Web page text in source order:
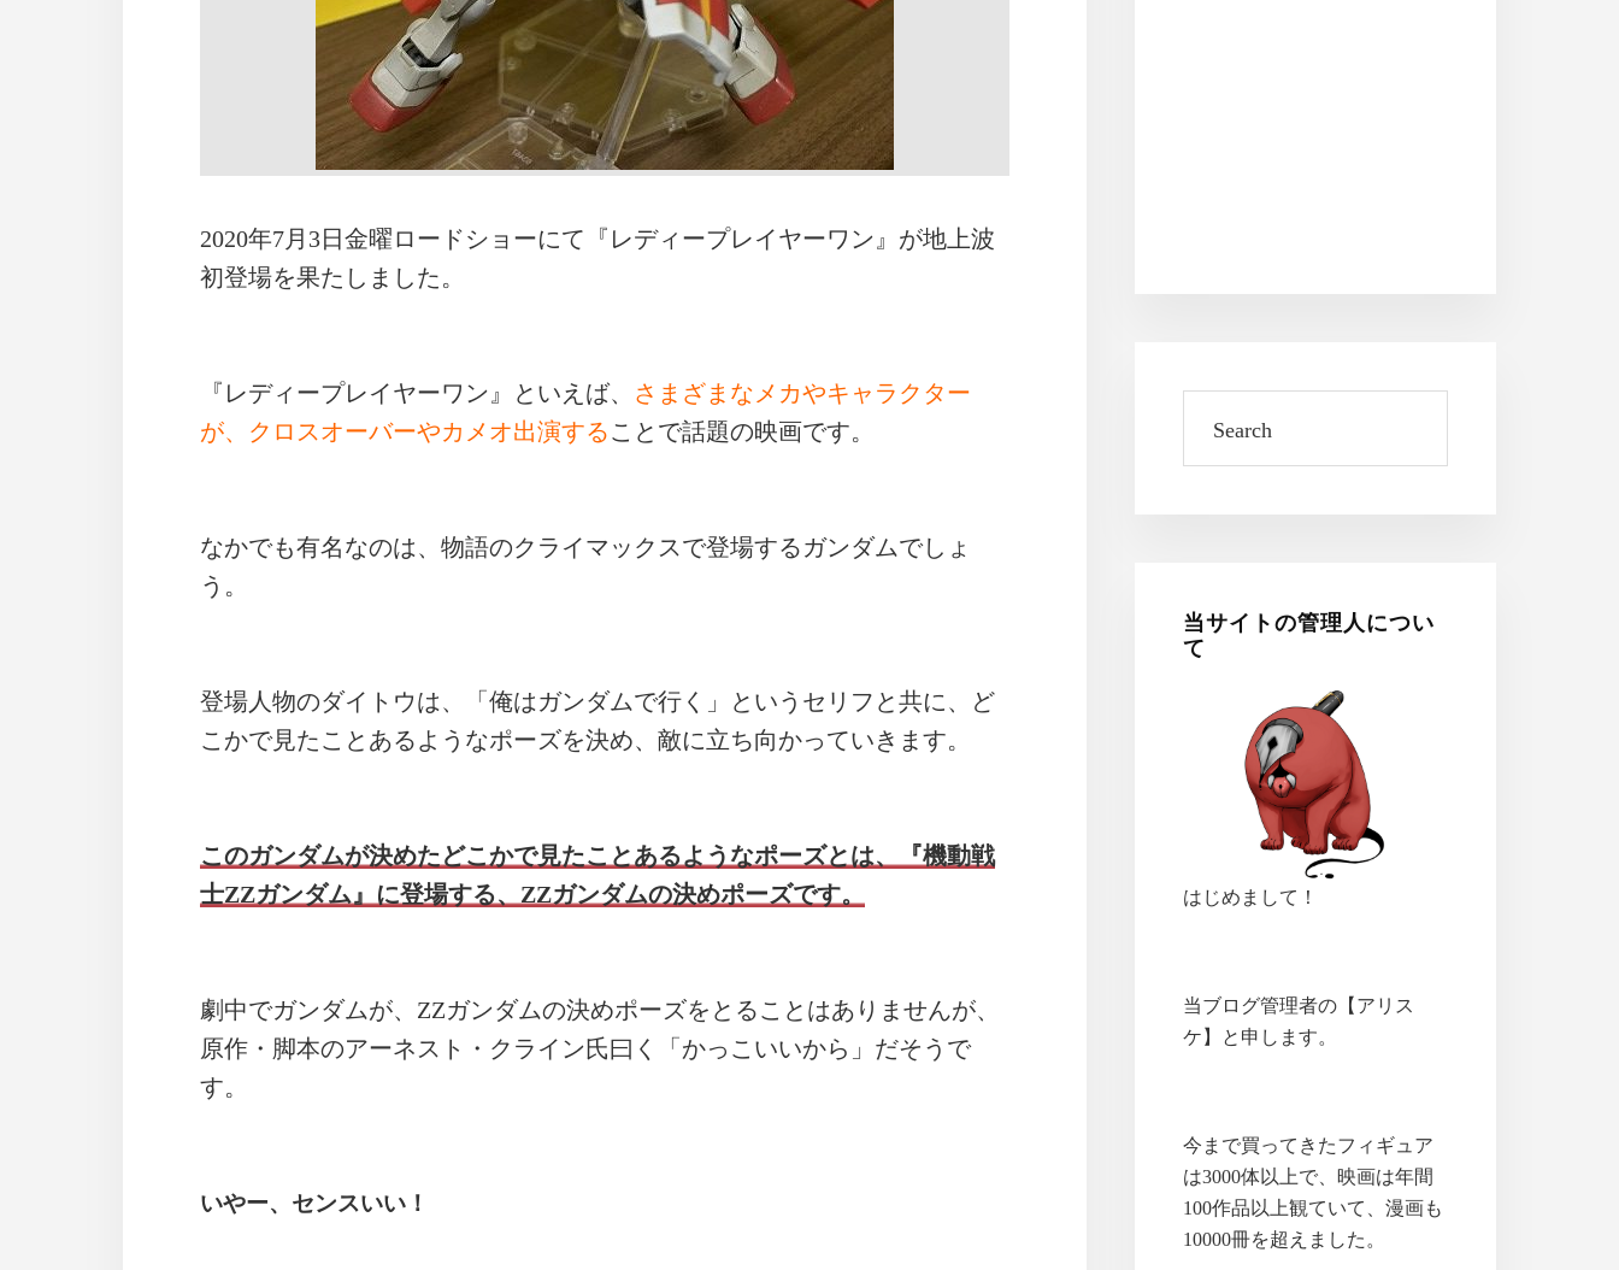
2020年7月3日金曜ロードショーにて『レディープレイヤーワン』が地上波
初登場を果たしました。
『レディープレイヤーワン』といえば、 さまざまなメカやキャラクター
が、クロスオーバーやカメオ出演することで話題の映画です。
なかでも有名なのは、物語のクライマックスで登場するガンダムでしょ
う。
登場人物のダイトウは、「俺はガンダムで行く」というセリフと共に、ど
こかで見たことあるようなポーズを決め、敵に立ち向かっていきます。
このガンダムが決めたどこかで見たことあるようなポーズとは、『機動戦
士ZZガンダム』に登場する、ZZガンダムの決めポーズです。
劇中でガンダムが、ZZガンダムの決めポーズをとることはありませんが、
原作・脚本のアーネスト・クライン氏曰く「かっこいいから」だそうで
す。
いやー、センスいい！
当サイトの管理人につい
て
はじめまして！
当ブログ管理者の【アリス
ケ】と申します。
今まで買ってきたフィギュア
は3000体以上で、映画は年間
100作品以上観ていて、漫画も
10000冊を超えました。